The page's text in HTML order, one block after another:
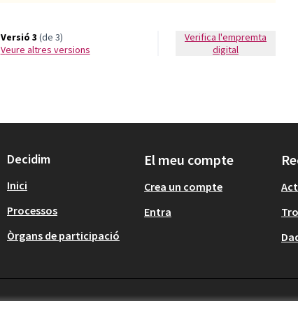
Versió 3 (de 3)
veure altres versions
Verifica l'empremta
digital
Decidim
Inici
Processos
Òrgans de participació
El meu compte
Crea un compte
Entra